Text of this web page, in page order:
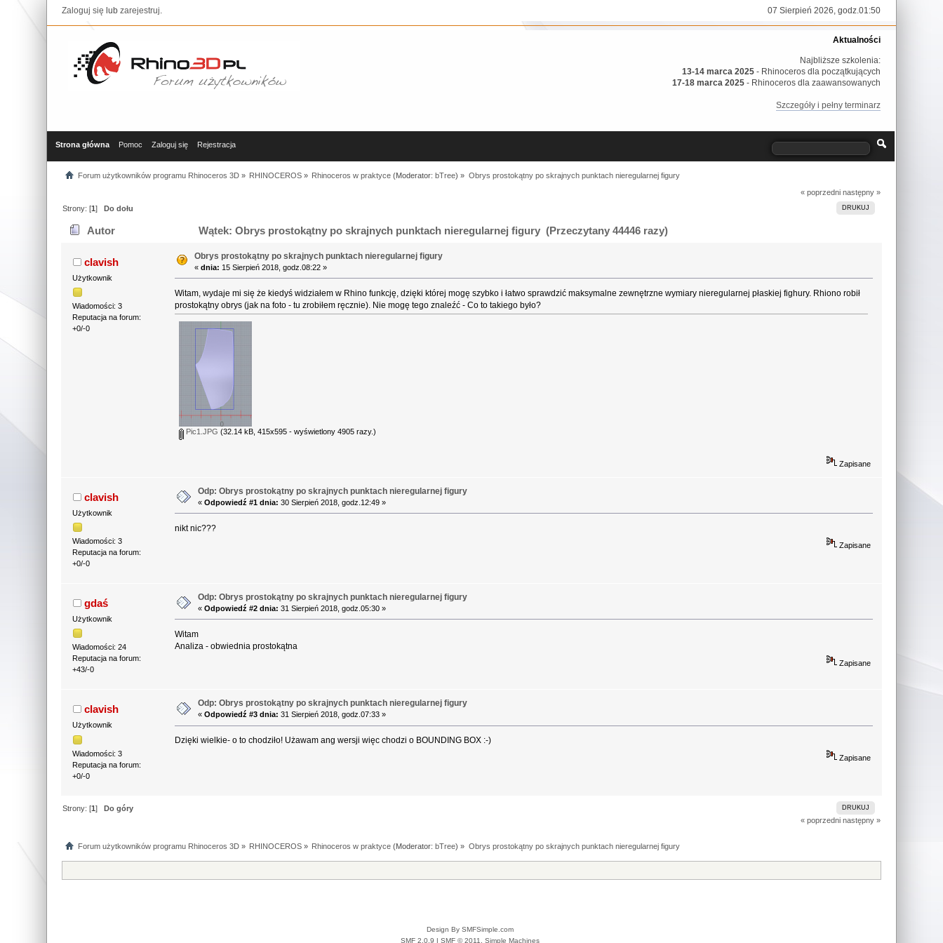
Zaloguj się lubzarejestruj. 07 Sierpień 2026, godz.01:50
Aktualności
Najbliższe szkolenia:
13-14 marca 2025 - Rhinoceros dla początkujących
17-18 marca 2025 - Rhinoceros dla zaawansowanych
Szczegóły i pełny terminarz
Strona główna Pomoc Zaloguj się Rejestracja
Forum użytkowników programu Rhinoceros 3D» RHINOCEROS » Rhinoceros w praktyce (Moderator:bTree) » Obrys prostokątny po skrajnych punktach nieregularnej figury
« poprzedni następny »
DRUKUJ
Strony: [1]Do dołu
Autor Wątek: Obrys prostokątny po skrajnych punktach nieregularnej figury (Przeczytany 44446 razy)
clavish
Użytkownik
Wiadomości: 3
Reputacja na forum:
+0/-0
Obrys prostokątny po skrajnych punktach nieregularnej figury
« dnia: 15 Sierpień 2018, godz.08:22 »
Witam, wydaje mi się że kiedyś widziałem w Rhino funkcję, dzięki której mogę szybko i łatwo sprawdzić maksymalne zewnętrzne wymiary nieregularnej płaskiej fighury. Rhiono robił
prostokątny obrys (jak na foto - tu zrobiłem ręcznie). Nie mogę tego znaleźć - Co to takiego było?
Pic1.JPG (32.14 kB, 415x595 - wyświetlony 4905 razy.)
Zapisane
clavish
Użytkownik
Wiadomości: 3
Reputacja na forum:
+0/-0
Odp: Obrys prostokątny po skrajnych punktach nieregularnej figury
« Odpowiedź #1 dnia: 30 Sierpień 2018, godz.12:49 »
nikt nic???
Zapisane
gdaś
Użytkownik
Wiadomości: 24
Reputacja na forum:
+43/-0
Odp: Obrys prostokątny po skrajnych punktach nieregularnej figury
« Odpowiedź #2 dnia: 31 Sierpień 2018, godz.05:30 »
Witam
Analiza - obwiednia prostokątna
Zapisane
clavish
Użytkownik
Wiadomości: 3
Reputacja na forum:
+0/-0
Odp: Obrys prostokątny po skrajnych punktach nieregularnej figury
« Odpowiedź #3 dnia: 31 Sierpień 2018, godz.07:33 »
Dzięki wielkie- o to chodziło! Użawam ang wersji więc chodzi o BOUNDING BOX :-)
Zapisane
DRUKUJ
Strony: [1]Do góry
« poprzedni następny »
Forum użytkowników programu Rhinoceros 3D» RHINOCEROS » Rhinoceros w praktyce (Moderator:bTree) » Obrys prostokątny po skrajnych punktach nieregularnej figury
Design By SMFSimple.com
SMF 2.0.9 | SMF © 2011, Simple Machines